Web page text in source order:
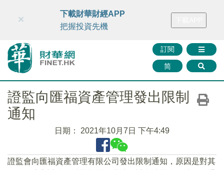
財華智庫網 FINTV FINMETA 財華證券 媒體矩陣
訂閱
简
×
下載財華財經APP
把握投資先機
證監向匯福資產管理發出限制
通知
日期： 2021年10月7日 下午4:49
證監會向匯福資產管理有限公司發出限制通知，原因是對其